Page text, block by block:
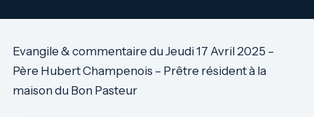
Evangile & commentaire du Jeudi 17 Avril 2025 –
Père Hubert Champenois – Prêtre résident à la
maison du Bon Pasteur